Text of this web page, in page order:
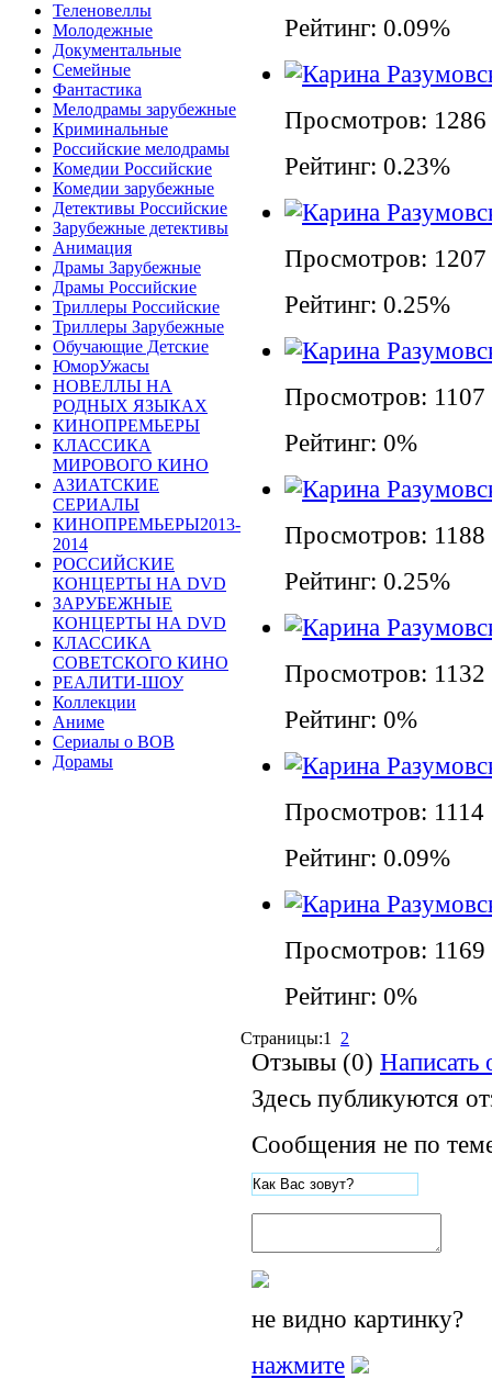
Теленовеллы
Молодежные
Документальные
Семейные
Фантастика
Мелодрамы зарубежные
Криминальные
Российские мелодрамы
Комедии Российские
Комедии зарубежные
Детективы Российские
Зарубежные детективы
Анимация
Драмы Зарубежные
Драмы Российские
Триллеры Российские
Триллеры Зарубежные
Обучающие Детские
ЮморУжасы
НОВЕЛЛЫ НА
РОДНЫХ ЯЗЫКАХ
КИНОПРЕМЬЕРЫ
КЛАССИКА
МИРОВОГО КИНО
АЗИАТСКИЕ
СЕРИАЛЫ
КИНОПРЕМЬЕРЫ2013-
2014
РОССИЙСКИЕ
КОНЦЕРТЫ НА DVD
ЗАРУБЕЖНЫЕ
КОНЦЕРТЫ НА DVD
КЛАССИКА
СОВЕТСКОГО КИНО
РЕАЛИТИ-ШОУ
Коллекции
Аниме
Сериалы о ВОВ
Дорамы
Рейтинг: 0.09%
Просмотров: 1286
Рейтинг: 0.23%
Просмотров: 1207
Рейтинг: 0.25%
Просмотров: 1107
Рейтинг: 0%
Просмотров: 1188
Рейтинг: 0.25%
Просмотров: 1132
Рейтинг: 0%
Просмотров: 1114
Рейтинг: 0.09%
Просмотров: 1169
Рейтинг: 0%
Страницы:1 2
Отзывы (0) Написать
Здесь публикуются
Сообщения не по
не видно картинку?
нажмите